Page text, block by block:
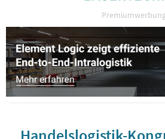
Premiumwerbung